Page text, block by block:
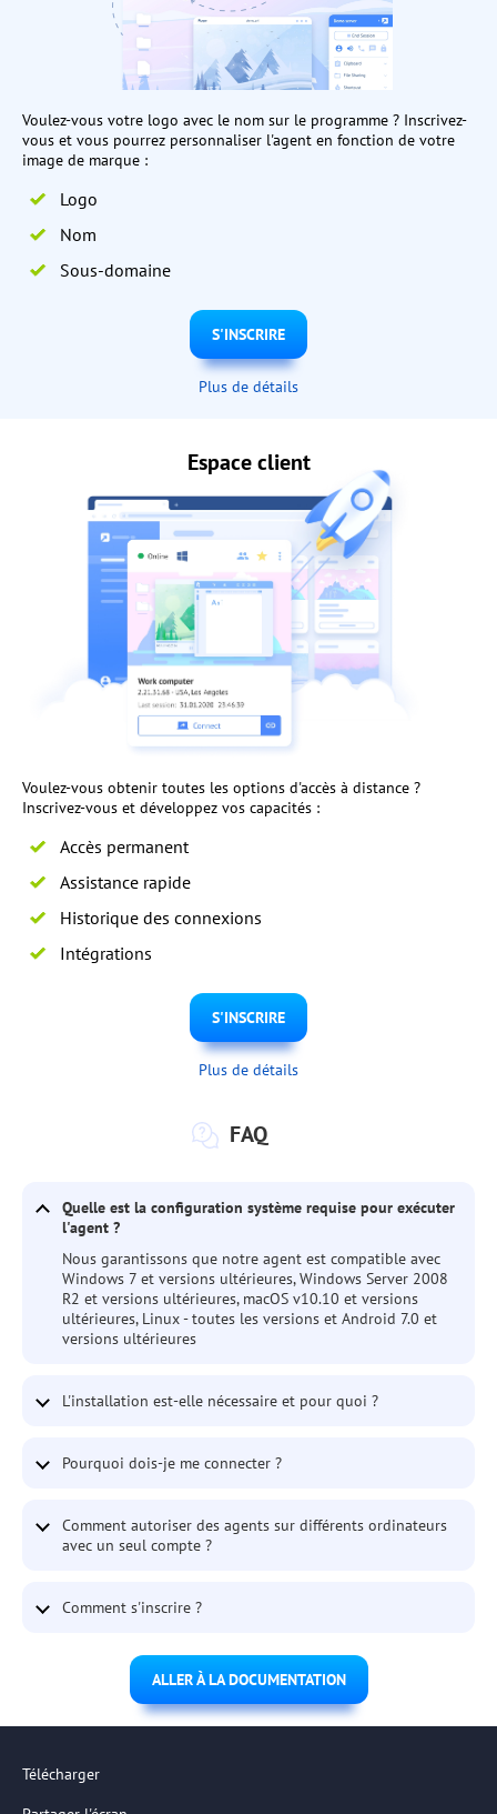
Voulez-vous votre logo avec le nom sur le programme ? Inscrivez-
vous et vous pourrez personnaliser l'agent en fonction de votre
image de marque :
Logo
Nom
Sous-domaine
S'INSCRIRE
Plus de détails
Espace client
Voulez-vous obtenir toutes les options d'accès à distance ?
Inscrivez-vous et développez vos capacités :
Accès permanent
Assistance rapide
Historique des connexions
Intégrations
S'INSCRIRE
Plus de détails
FAQ
Quelle est la configuration système requise pour exécuter
l'agent ?
Nous garantissons que notre agent est compatible avec
Windows 7 et versions ultérieures, Windows Server 2008
R2 et versions ultérieures, macOS v10.10 et versions
ultérieures, Linux - toutes les versions et Android 7.0 et
versions ultérieures
L'installation est-elle nécessaire et pour quoi ?
Pourquoi dois-je me connecter ?
Comment autoriser des agents sur différents ordinateurs
avec un seul compte ?
Comment s'inscrire ?
ALLER À LA DOCUMENTATION
Télécharger